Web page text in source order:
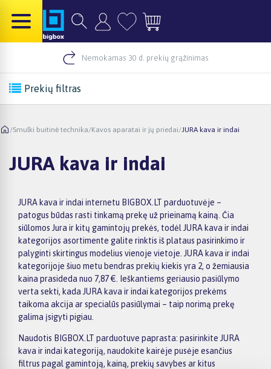
Nemokamas 30 d. prekių grąžinimas
Prekių filtras
/Smulki buitinė technika/Kavos aparatai ir jų priedai/JURA kava ir indai
JURA kava ir indai
JURA kava ir indai internetu BIGBOX.LT parduotuvėje –
patogus būdas rasti tinkamą prekę už prieinamą kainą. Čia
siūlomos Jura ir kitų gamintojų prekės, todėl JURA kava ir indai
kategorijos asortimente galite rinktis iš plataus pasirinkimo ir
palyginti skirtingus modelius vienoje vietoje. JURA kava ir indai
kategorijoje šiuo metu bendras prekių kiekis yra 2, o žemiausia
kaina prasideda nuo 7,87 €. Ieškantiems geriausio pasiūlymo
verta sekti, kada JURA kava ir indai kategorijos prekėms
taikoma akcija ar specialūs pasiūlymai – taip norimą prekę
galima įsigyti pigiau.
Naudotis BIGBOX.LT parduotuve paprasta: pasirinkite JURA
kava ir indai kategoriją, naudokite kairėje pusėje esančius
filtrus pagal gamintoją, kainą, prekių savybes ar kitus